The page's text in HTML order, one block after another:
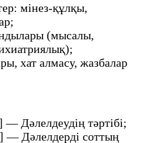
мінез-құлқы,
(мысалы,
хат алмасу, жазбалар
Дәлелдеудің тәртібі;
Дәлелдерді соттың